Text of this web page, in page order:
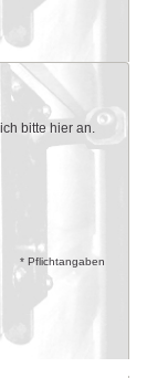
bitte hier an.
* Pflichtangaben